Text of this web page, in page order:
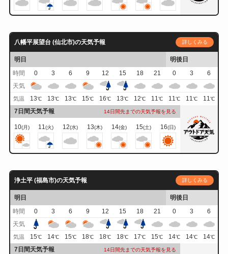
八幡平展望台 (仙北市)の天気予報 詳しくみる
明日
明後日
時間
0 3 6 9 12 15 18 21 0 3
6
天気
気温 13℃ 13℃ 13℃ 15℃ 16℃ 13℃ 12℃ 11℃ 11℃ 11℃ 11℃
7日間天気予報 14日間先までの天気予報を見る
10(月) 11(火) 12(水) 13(木) 14(金) 15(土) 16(日)
浄土平 (福島市)の天気予報 詳しくみる
明日
明後日
時間
0 3 6 9 12 15 18 21 0 3
6
天気
気温 15℃ 14℃ 15℃ 18℃ 18℃ 18℃ 17℃ 15℃ 14℃ 14℃ 14℃
7日間天気予報 14日間先までの天気予報を見る